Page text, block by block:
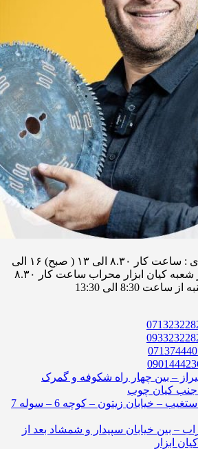
ساعات کار شعبه مرکزی : ساعت کار ۸.۳۰ الی ۱۳ ( صبح) ۱۶ الی
۲۰ (عصر ) / ساعات کار شعبه کیان ابزار محراب ساعت کار ۸.۳۰
– بین چهار راه شکوفه و گمرک
شعبه 2 : شهرک دستغیب – خیابان زیتون – کوچه 6 – سوله 7
محراب – بین خیابان سپیدار و شمشاد بعد از
ابزار